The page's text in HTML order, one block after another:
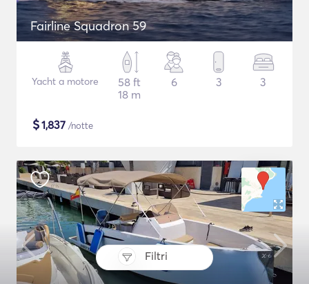
Filtri
Fairline Squadron 59
Yacht a motore
58 ft
18 m
6 3 3
$1,837 /notte